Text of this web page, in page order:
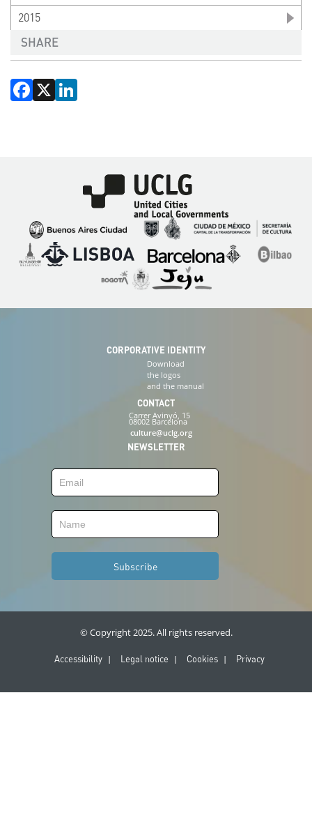
2015
SHARE
Facebook
X
Imagen
Imagen
Imagen
ImagenImagen Imagen
Imagen
ImagenImagenImagen
CORPORATIVE IDENTITY
Download
the logos
and the manual
NEWSLETTER
CONTACT
Carrer Avinyó, 15
08002 Barcelona
culture@uclg.org
© Copyright 2025. All rights reserved.
Accessibility Legal notice Cookies Privacy